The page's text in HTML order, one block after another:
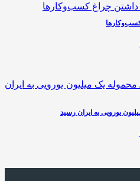
یورویی به ایران رسید